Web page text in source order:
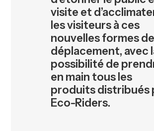
visite et
les visiteurs à ces
nouvelles formes de
déplacement, avec
possibilité de
en main tous les
produits distribués
Eco-Riders.